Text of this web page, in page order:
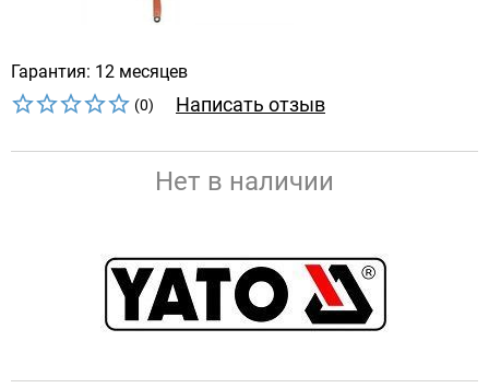
Гарантия: 12 месяцев
(0) Написать отзыв
Нет в наличии